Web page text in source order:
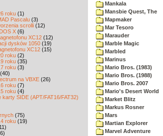
roku (1)
Pascalu (3)
scrolli (12)
X (6)
XC12 (12)
dysków 1050 (19)
XC12 (15)
roku (2)
roku (35)
roku (3)
(40)
na VBXE (26)
roku (7)
roku (4)
karty SIDE (APT/FAT16/FAT32)
(75)
roku (19)
Mankala
Mansbie Quest, The
Mapmaker
Mar Tesoro
Marauder
Marble Magic
Marbled
Marinus
Mario Bros. (1983)
Mario Bros. (1988)
Mario Bros. 2007
Mario's Desert World
Market Blitz
Markus Rosner
Mars
Martian Explorer
Marvel Adventure